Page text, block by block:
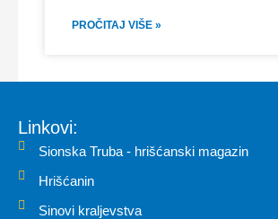
PROČITAJ VIŠE »
Linkovi:
Sionska Truba - hrišćanski magazin
Hrišćanin
Sinovi kraljevstva